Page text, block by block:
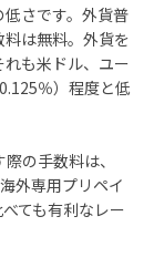
さです。外貨普
は無料。外貨を
も米ドル、ユー
％）程度と低
の手数料は、
外専用プリペイ
ても有利なレー